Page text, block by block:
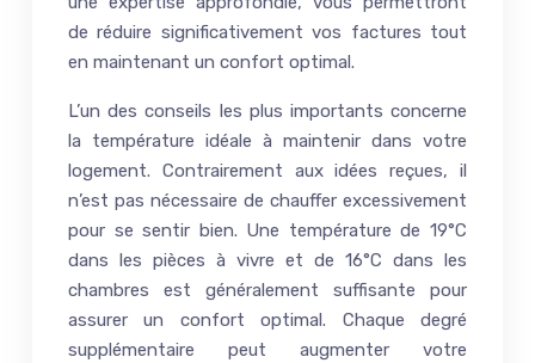
de réduire significativement vos factures tout
en maintenant un confort optimal.
L’un des conseils les plus importants concerne
la température idéale à maintenir dans votre
logement. Contrairement aux idées reçues, il
n’est pas nécessaire de chauffer excessivement
pour se sentir bien. Une température de 19°C
dans les pièces à vivre et de 16°C dans les
chambres est généralement suffisante pour
assurer un confort optimal. Chaque degré
supplémentaire peut augmenter votre